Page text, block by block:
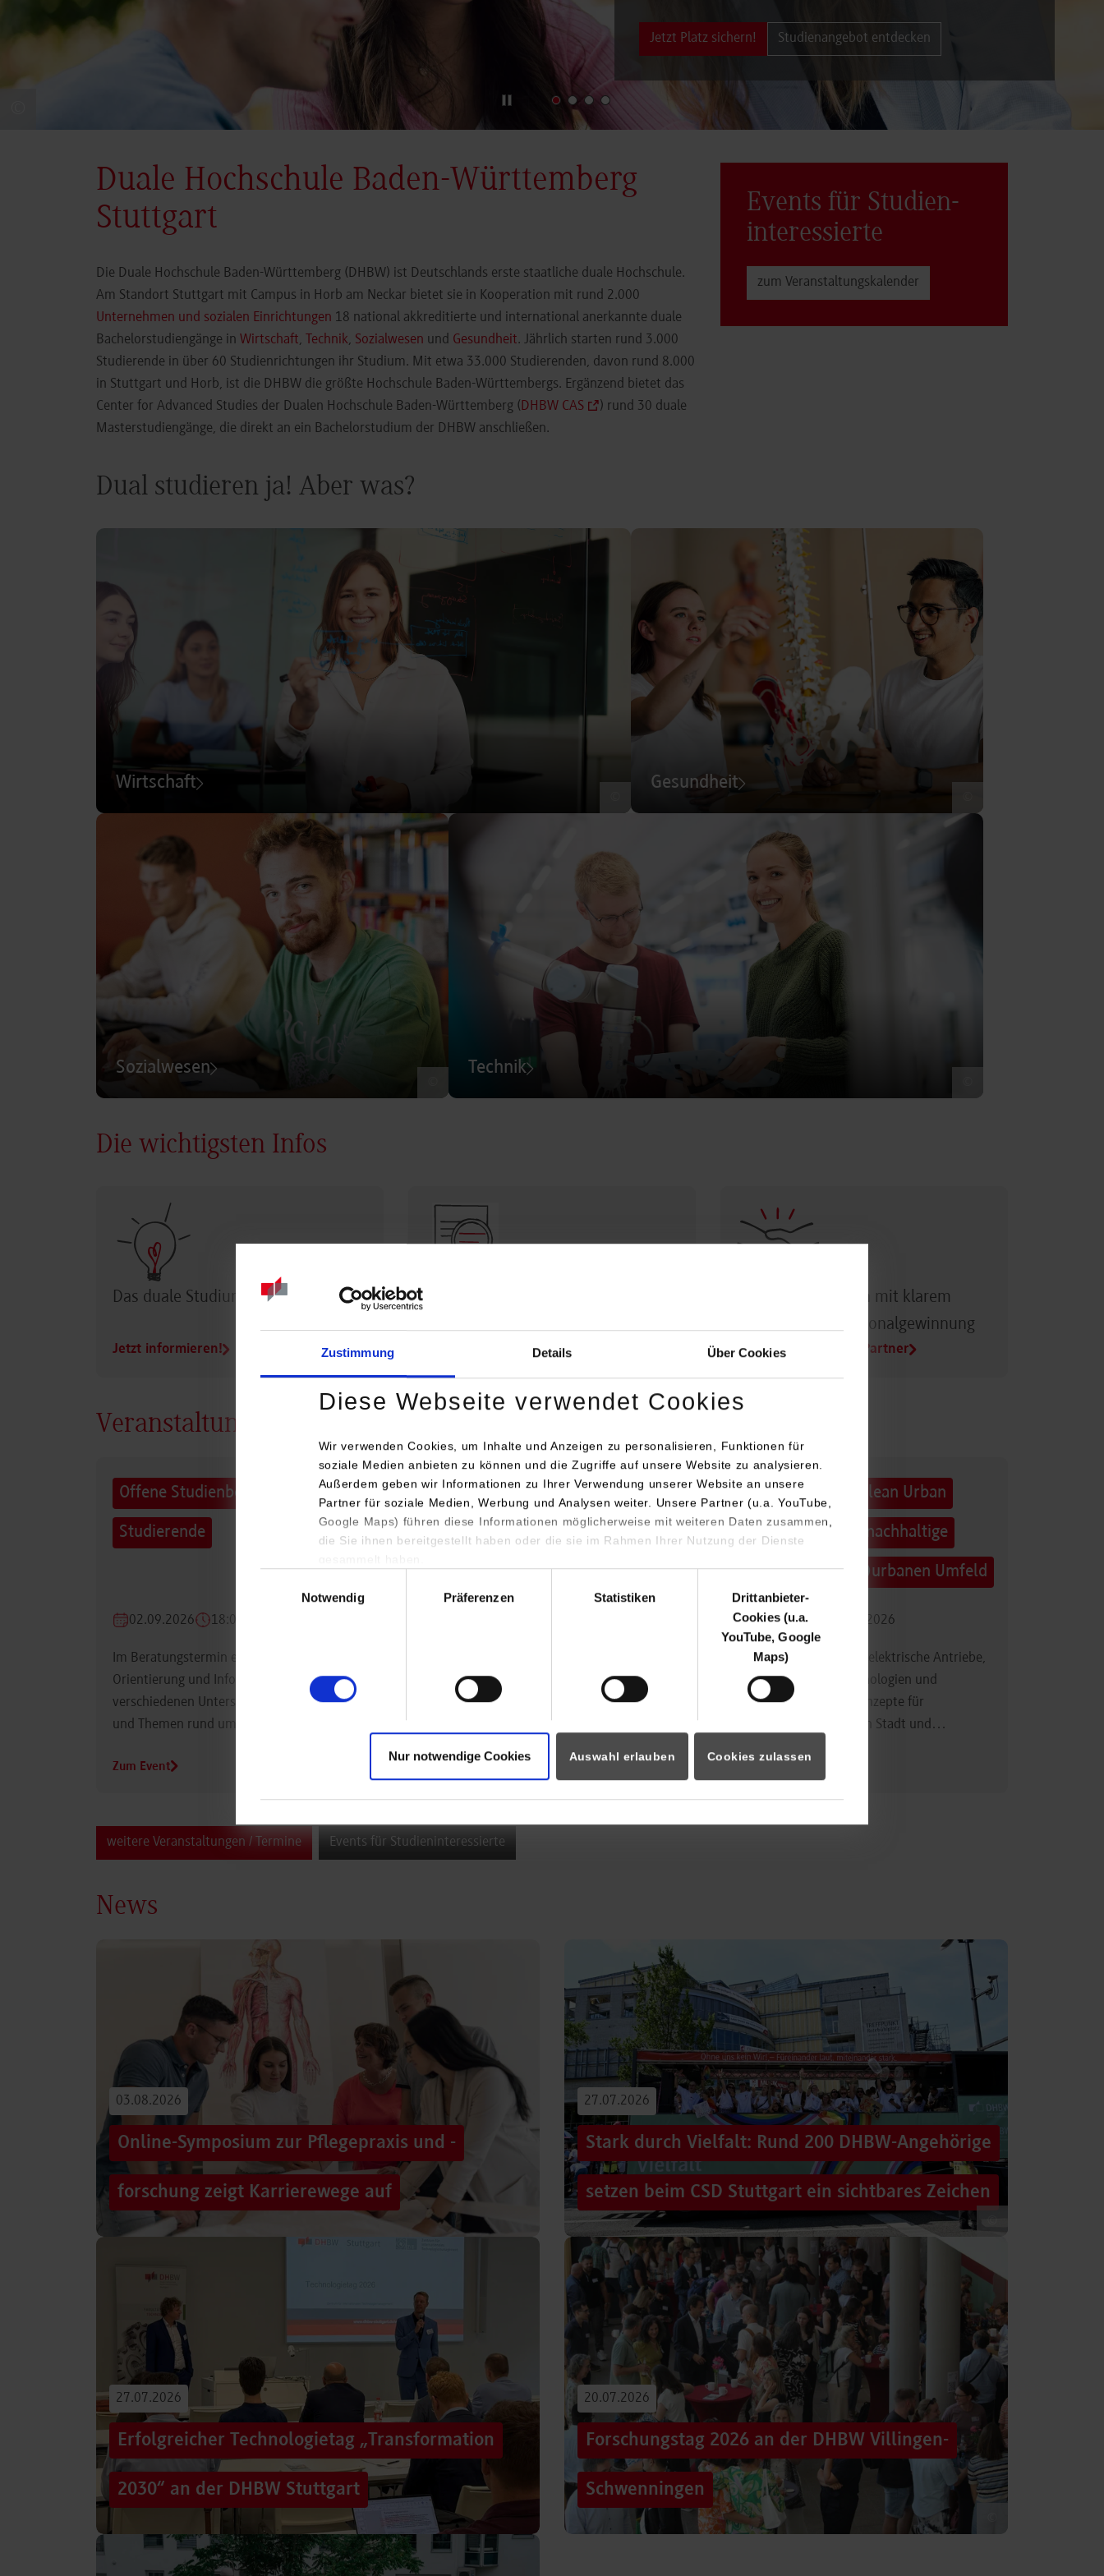
Zustimmung Details Über Cookies
Diese Webseite verwendet Cookies
Wir verwenden Cookies, um Inhalte und Anzeigen zu personalisieren, Funktionen für
soziale Medien anbieten zu können und die Zugriffe auf unsere Website zu analysieren.
Außerdem geben wir Informationen zu Ihrer Verwendung unserer Website an unsere
Partner für soziale Medien, Werbung und Analysen weiter. Unsere Partner (u.a. YouTube,
Google Maps) führen diese Informationen möglicherweise mit weiteren Daten zusammen,
die Sie ihnen bereitgestellt haben oder die sie im Rahmen Ihrer Nutzung der Dienste
Notwendig
Präferenzen Statistiken
Drittanbieter-
Cookies (u.a.
YouTube, Google
Maps)
Nur notwendige Cookies Auswahl erlauben Cookies zulassen
Jetzt Platz sichern! Studienangebot entdecken
Duale Hochschule Baden-Württemberg
Stuttgart
Die Duale Hochschule Baden-Württemberg (DHBW) ist Deutschlands erste staatliche duale Hochschule.
Am Standort Stuttgart mit Campus in Horb am Neckar bietet sie in Kooperation mit rund 2.000
Unternehmen und sozialen Einrichtungen 18 national akkreditierte und international anerkannte duale
Bachelorstudiengänge in Wirtschaft, Technik, Sozialwesen und Gesundheit. Jährlich starten rund 3.000
Studierende in über 60 Studienrichtungen ihr Studium. Mit etwa 33.000 Studierenden, davon rund 8.000
in Stuttgart und Horb, ist die DHBW die größte Hochschule Baden-Württembergs. Ergänzend bietet das
Center for Advanced Studies der Dualen Hochschule Baden-Württemberg (DHBW CAS
) rund 30 duale
Masterstudiengänge, die direkt an ein Bachelorstudium der DHBW anschließen.
Events für Studien­
interessierte
zum Veranstaltungs­kalender
Dual studieren ja! Aber was?
Wirtschaft Gesundheit
Sozialwesen Technik
Die wichtigsten Infos
Das duale Studium im Überblick
Jetzt informieren! Profil der DHBW Stuttgart
Dualer Partner sein mit klarem
Vorteil bei der Personalgewinnung
Alle Infos für Duale Partner
Veranstaltungen
Offene Studienberatung für
Studierende
02.09.2026 18:00 Uhr
Im Beratungstermin erhalten Studierende
Orientierung und Informationen zu
verschiedenen Unterstützungsmöglichkeiten
und Themen rund um das Studium.
Zum Event
INDIS-Infoveranstaltung für
Studierende
Studierende
Zum Event
Technologietag: Clean Urban
Transportation – nachhaltige
Mobilität im (sub)urbanen Umfeld
16.09.2026 - 17.09.2026
Im Mittelpunkt stehen elektrische Antriebe,
moderne Batterietechnologien und
innovative Fahrzeugkonzepte für
nachhaltige Mobilität in Stadt und…
weitere Veranstaltungen / Termine Events für Studieninteressierte
News
03.08.2026
Online-Symposium zur Pflegepraxis und -
forschung zeigt Karrierewege auf
Von der Promotion in Australien über die Weiterentwicklung
Führungsaufgaben – Drei…
Beitrag lesen
27.07.2026
Stark durch Vielfalt: Rund 200 DHBW-Angehörige
setzen beim CSD Stuttgart ein sichtbares Zeichen
Hunderttausende Menschen säumten am Samstag die Straßen der
Stuttgarter Innenstadt. Mitten im farbenfrohen Zug: ein eigener DHBW-
Truck, eine große…
Beitrag lesen
27.07.2026
Erfolgreicher Technologietag „Transformation
2030“ an der DHBW Stuttgart
Wie gelingt Transformation in einer Zeit, in der sich Technologien, Märkte
und gesellschaftliche Rahmenbedingungen immer schneller verändern?
Genau…
20.07.2026
Forschungstag 2026 an der DHBW Villingen-
Schwenningen
Grenzen überschreiten – und dennoch eine Verbindung schaffen, mit